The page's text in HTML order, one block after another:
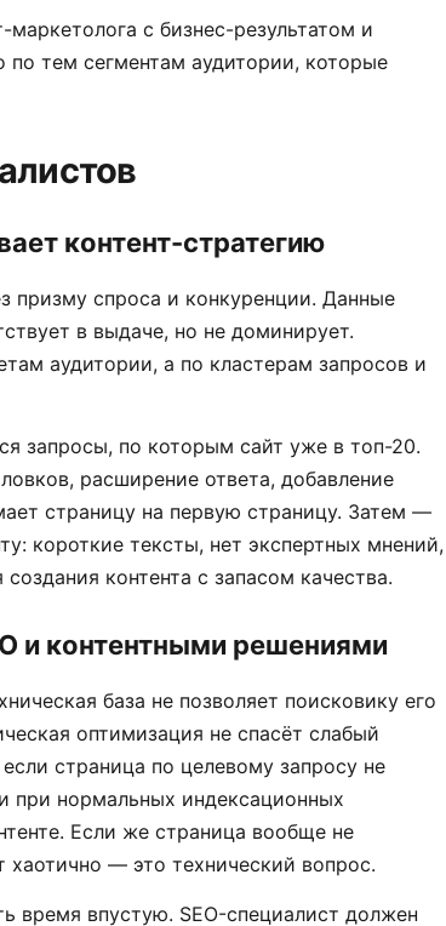
с бизнес-результатом и
тем сегментам аудитории, которые
контент-стратегию
призму спроса и конкуренции. Данные
в выдаче, но не доминирует.
аудитории, а по кластерам запросов и
запросы, по которым сайт уже в топ-20.
расширение ответа, добавление
страницу на первую страницу. Затем —
короткие тексты, нет экспертных мнений,
контента с запасом качества.
и контентными решениями
база не позволяет поисковику его
оптимизация не спасёт слабый
страница по целевому запросу не
при нормальных индексационных
Если же страница вообще не
хаотично — это технический вопрос.
время впустую. SEO-специалист должен